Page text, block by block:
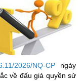
2026/NQ-CP ngày
về đấu giá quyền sử